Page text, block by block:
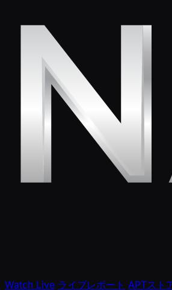
Watch Live ライブレポート APTスト